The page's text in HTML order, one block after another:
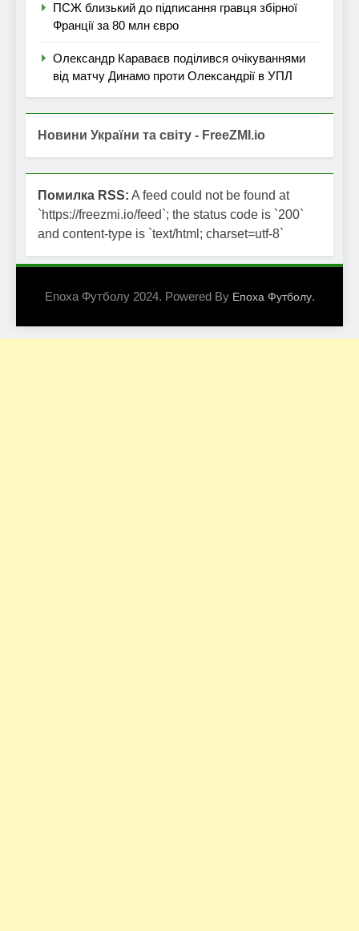
ПСЖ близький до підписання гравця збірної
Франції за 80 млн євро
Олександр Караваєв поділився очікуваннями
від матчу Динамо проти Олександрії в УПЛ
Новини України та світу - FreeZMI.io
Помилка RSS: A feed could not be found at
`https://freezmi.io/feed`; the status code is `200`
and content-type is `text/html; charset=utf-8`
Епоха Футболу 2024. Powered By Епоха Футболу.